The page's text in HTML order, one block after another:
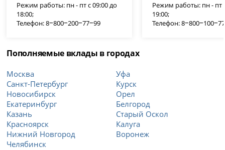
Режим работы: пн - пт с 09:00 до
18:00;
Телефон: 8‒800‒200‒77‒99
Режим работы: пн - пт
19:00;
Телефон:
Пополняемые вклады в городах
Москва
Санкт-Петербург
Новосибирск
Екатеринбург
Казань
Красноярск
Нижний Новгород
Челябинск
Уфа
Курск
Орел
Белгород
Старый Оскол
Калуга
Воронеж